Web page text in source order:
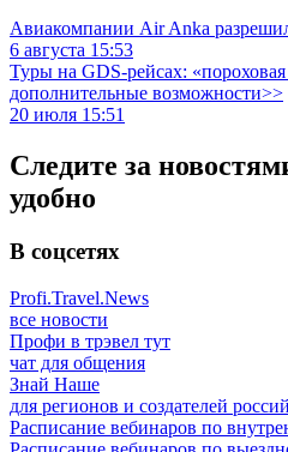
Авиакомпании Air Anka
6 августа 15:53
Туры на GDS-рейсах:
дополнительные возможности>>
20 июля 15:51
Следите за
удобно
В соцсетях
Profi.Travel.News
все новости
Профи в трэвел тут
чат для общения
Знай Наше
для регионов и создателей
Расписание вебинаров по